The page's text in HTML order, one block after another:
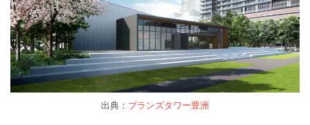
出典： ブランズタワー豊洲